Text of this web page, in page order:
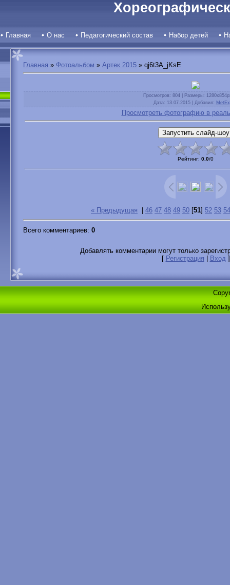
Главная О нас Педагогический состав Набор детей
Главная » Фотоальбом » Артек 2015 » qj6t3A_jKsE
Просмотров: 804 | Размеры:
Дата: 13.07.2015 | Добавил:
Просмотреть фотографию в
Рейтинг: 0.0/0
« Предыдущая 46 47 48 49 50 [51] 52 53 54
Всего комментариев: 0
Добавлять комментарии могут только
[ Регистрация Вход]